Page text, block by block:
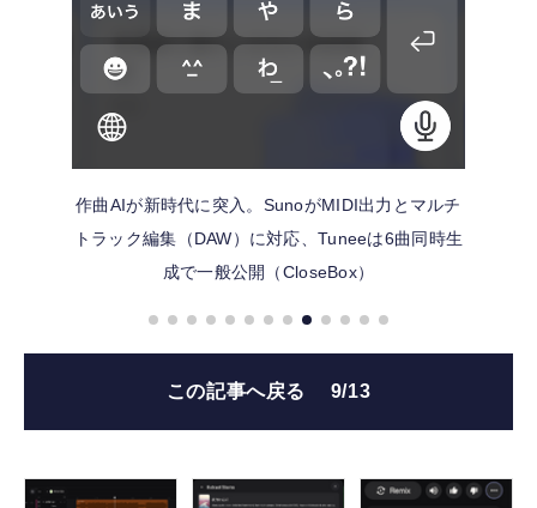
作曲AIが新時代に突入。SunoがMIDI出力とマルチ
トラック編集（DAW）に対応、Tuneeは6曲同時生
成で一般公開（CloseBox）
この記事へ戻る 9/13